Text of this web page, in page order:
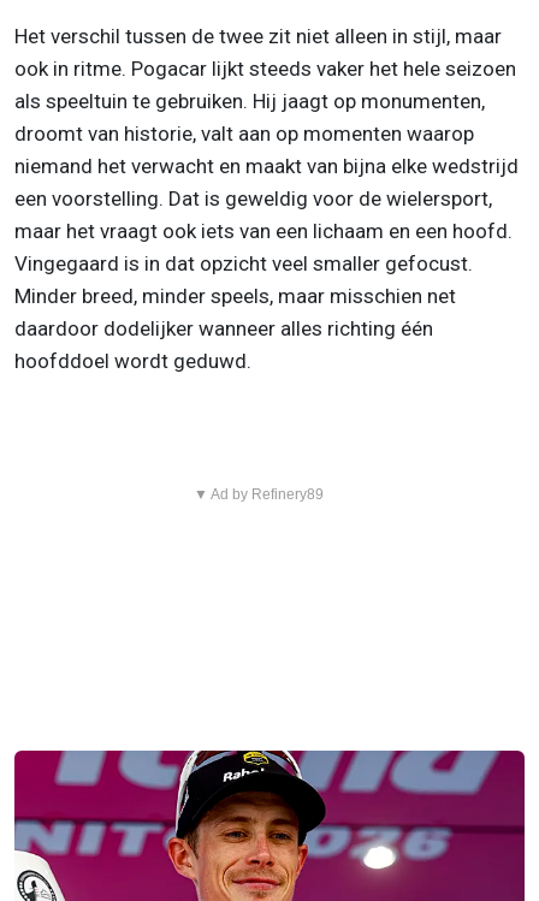
Het verschil tussen de twee zit niet alleen in stijl, maar
ook in ritme. Pogacar lijkt steeds vaker het hele seizoen
als speeltuin te gebruiken. Hij jaagt op monumenten,
droomt van historie, valt aan op momenten waarop
niemand het verwacht en maakt van bijna elke wedstrijd
een voorstelling. Dat is geweldig voor de wielersport,
maar het vraagt ook iets van een lichaam en een hoofd.
Vingegaard is in dat opzicht veel smaller gefocust.
Minder breed, minder speels, maar misschien net
daardoor dodelijker wanneer alles richting één
hoofddoel wordt geduwd.
▼ Ad by Refinery89